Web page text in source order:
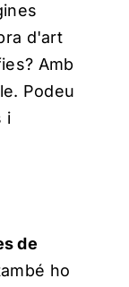
d'art
Amb
Podeu
i
de
ho